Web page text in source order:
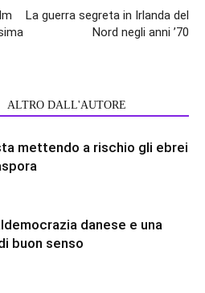
La guerra segreta in Irlanda del
Nord negli anni ’70
ALTRO DALL'AUTORE
mettendo a rischio gli ebrei
danese e una
buon senso